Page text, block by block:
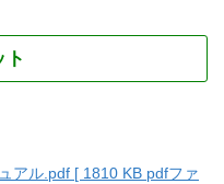
ト
アル.pdf [ 1810 KB pdfファ